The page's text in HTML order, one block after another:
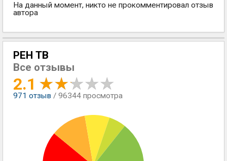
На данный момент, никто не прокомментировал отзыв
автора
РЕН ТВ
Все отзывы
2.1
971 отзыв / 96344 просмотра